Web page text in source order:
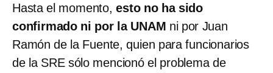
Hasta el momento,esto no ha sido
confirmado ni por la UNAM ni por Juan
Ramón de la Fuente, quien para funcionarios
de la SRE sólo mencionó el problema de